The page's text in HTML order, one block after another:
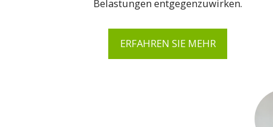
Belastungen entgegenzuwirken.
ERFAHREN SIE MEHR